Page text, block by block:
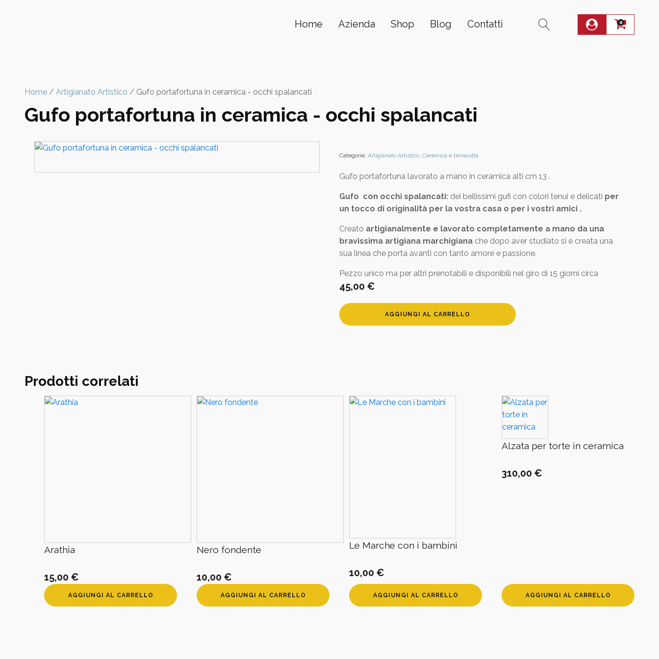
Home Azienda Shop Blog Contatti 0
Home / Artigianato Artistico / Gufo portafortuna in ceramica - occhi spalancati
Gufo portafortuna in ceramica - occhi spalancati
Categorie: Artigianato Artistico, Ceramica e terracotta
Gufo portafortuna lavorato a mano in ceramica alti cm 13 .
Gufo con occhi spalancati: dei bellissimi gufi con colori tenui e delicati per
un tocco di originalità per la vostra casa o per i vostri amici .
Creato artigianalmente e lavorato completamente a mano da una
bravissima artigiana marchigiana che dopo aver studiato si è creata una
sua linea che porta avanti con tanto amore e passione.
Pezzo unico ma per altri prenotabili e disponibili nel giro di 15 giorni circa
45,00 €
Gufo
portafortuna
AGGIUNGI AL CARRELLO
Prodotti correlati
Arathia
15,00 €
AGGIUNGI AL CARRELLO
Nero fondente
10,00 €
AGGIUNGI AL CARRELLO
Le Marche con i bambini
10,00 €
AGGIUNGI AL CARRELLO
Alzata per torte in ceramica
310,00 €
AGGIUNGI AL CARRELLO